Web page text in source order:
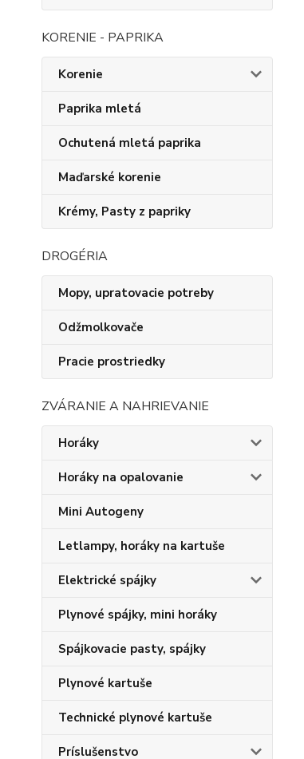
KORENIE - PAPRIKA
Korenie
Paprika mletá
Ochutená mletá paprika
Maďarské korenie
Krémy, Pasty z papriky
DROGÉRIA
Mopy, upratovacie potreby
Odžmolkovače
Pracie prostriedky
ZVÁRANIE A NAHRIEVANIE
Horáky
Horáky na opalovanie
Mini Autogeny
Letlampy, horáky na kartuše
Elektrické spájky
Plynové spájky, mini horáky
Spájkovacie pasty, spájky
Plynové kartuše
Technické plynové kartuše
Príslušenstvo